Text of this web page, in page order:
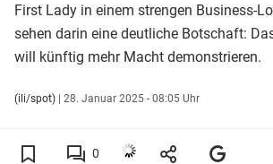
First Lady in einem strengen Business-
sehen darin eine deutliche Botschaft:
will künftig mehr Macht demonstrieren.
(ili/spot) | 28. Januar 2025 - 08:05 Uhr
0